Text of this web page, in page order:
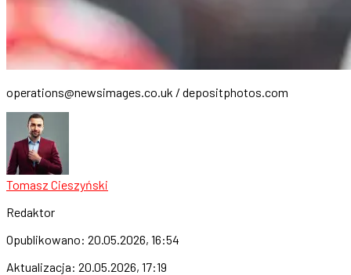
operations@newsimages.co.uk / depositphotos.com
Tomasz Cieszyński
Redaktor
Opublikowano: 20.05.2026, 16:54
Aktualizacja: 20.05.2026, 17:19